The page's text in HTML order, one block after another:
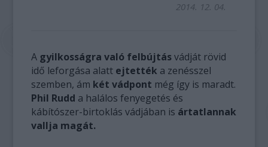
2014. 12. 04.
A gyilkosságra való felbújtásvádját rövid
idő leforgása alatt ejtették a zenésszel
szemben, ám két vádpont még így is maradt.
Phil Rudd a halálos fenyegetés és
kábítószer-birtoklás vádjában is ártatlannak
vallja magát.